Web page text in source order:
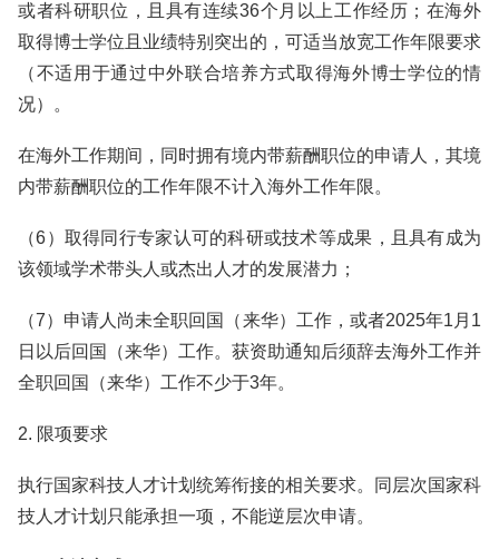
或者科研职位，且具有连续36个月以上工作经历；在海外
取得博士学位且业绩特别突出的，可适当放宽工作年限要求
（不适用于通过中外联合培养方式取得海外博士学位的情
况）。
在海外工作期间，同时拥有境内带薪酬职位的申请人，其境
内带薪酬职位的工作年限不计入海外工作年限。
（6）取得同行专家认可的科研或技术等成果，且具有成为
该领域学术带头人或杰出人才的发展潜力；
（7）申请人尚未全职回国（来华）工作，或者2025年1月1
日以后回国（来华）工作。获资助通知后须辞去海外工作并
全职回国（来华）工作不少于3年。
2. 限项要求
执行国家科技人才计划统筹衔接的相关要求。同层次国家科
技人才计划只能承担一项，不能逆层次申请。